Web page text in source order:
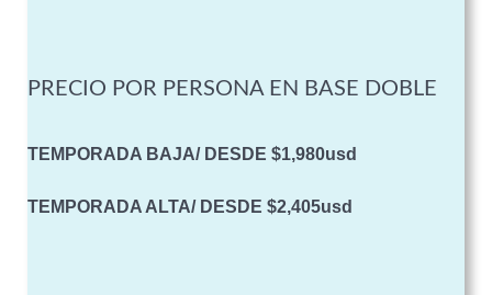
PRECIO POR PERSONA EN BASE DOBLE
TEMPORADA BAJA/ DESDE $1,980usd
TEMPORADA ALTA/ DESDE $2,405usd